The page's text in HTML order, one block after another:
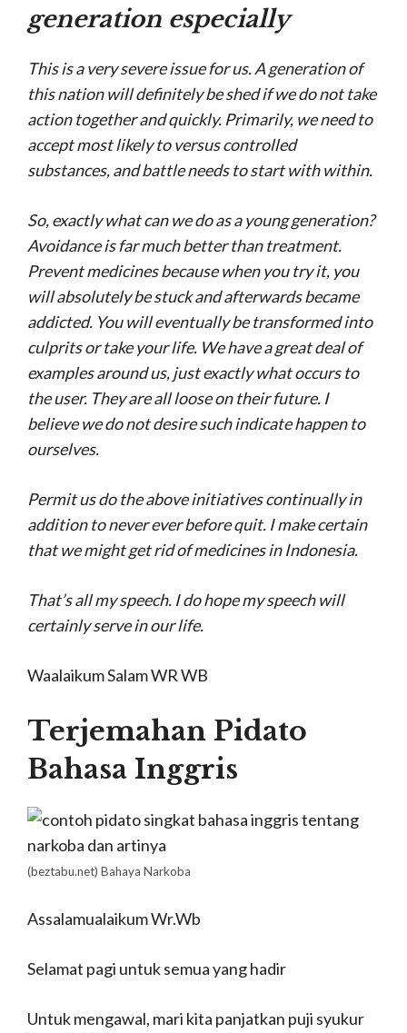
generation especially
This is a very severe issue for us. A generation of
this nation will definitely be shed if we do not take
action together and quickly. Primarily, we need to
accept most likely to versus controlled
substances, and battle needs to start with within.
So, exactly what can we do as a young generation?
Avoidance is far much better than treatment.
Prevent medicines because when you try it, you
will absolutely be stuck and afterwards became
addicted. You will eventually be transformed into
culprits or take your life. We have a great deal of
examples around us, just exactly what occurs to
the user. They are all loose on their future. I
believe we do not desire such indicate happen to
ourselves.
Permit us do the above initiatives continually in
addition to never ever before quit. I make certain
that we might get rid of medicines in Indonesia.
That’s all my speech. I do hope my speech will
certainly serve in our life.
Waalaikum Salam WR WB
Terjemahan Pidato
Bahasa Inggris
(beztabu.net) Bahaya Narkoba
Assalamualaikum Wr.Wb
Selamat pagi untuk semua yang hadir
Untuk mengawal, mari kita panjatkan puji syukur